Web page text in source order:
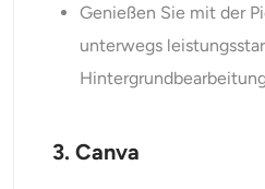
Genießen Sie mit der
unterwegs
3. Canva